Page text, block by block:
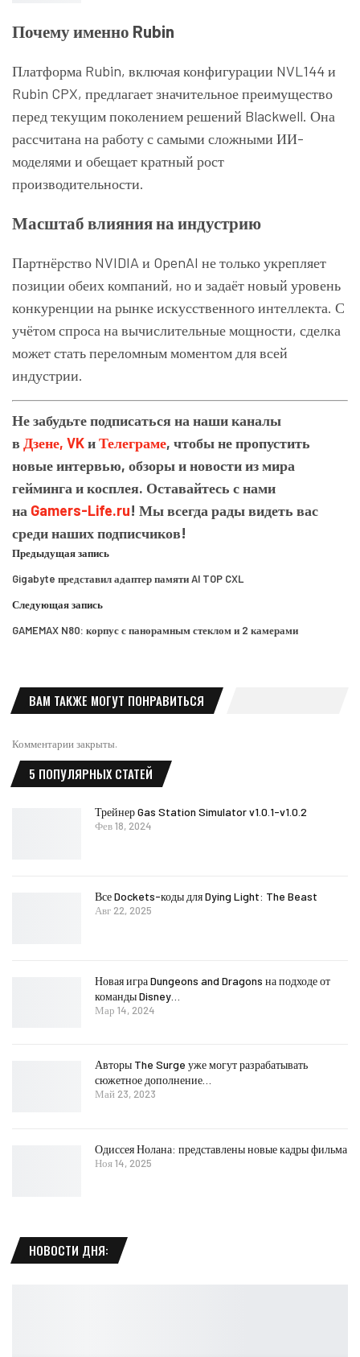
Почему именно Rubin
Платформа Rubin, включая конфигурации NVL144 и
Rubin CPX, предлагает значительное преимущество
перед текущим поколением решений Blackwell. Она
рассчитана на работу с самыми сложными ИИ-
моделями и обещает кратный рост
производительности.
Масштаб влияния на индустрию
Партнёрство NVIDIA и OpenAI не только укрепляет
позиции обеих компаний, но и задаёт новый уровень
конкуренции на рынке искусственного интеллекта. С
учётом спроса на вычислительные мощности, сделка
может стать переломным моментом для всей
индустрии.
Не забудьте подписаться на наши каналы
в Дзене, VKиТелеграме, чтобы не пропустить
новые интервью, обзоры и новости из мира
гейминга и косплея. Оставайтесь с нами
на Gamers-Life.ru! Мы всегда рады видеть вас
среди наших подписчиков!
Предыдущая запись
Gigabyte представил адаптер памяти AI TOP CXL
Следующая запись
GAMEMAX N80: корпус с панорамным стеклом и 2 камерами
ВАМ ТАКЖЕ МОГУТ ПОНРАВИТЬСЯ
Комментарии закрыты.
5 ПОПУЛЯРНЫХ СТАТЕЙ
Трейнер Gas Station Simulator v1.0.1-v1.0.2
Фев 18, 2024
Все Dockets-коды для Dying Light: The Beast
Авг 22, 2025
Новая игра Dungeons and Dragons на подходе от
команды Disney…
Мар 14, 2024
Авторы The Surge уже могут разрабатывать
сюжетное дополнение…
Май 23, 2023
Одиссея Нолана: представлены новые кадры фильма
Ноя 14, 2025
НОВОСТИ ДНЯ: